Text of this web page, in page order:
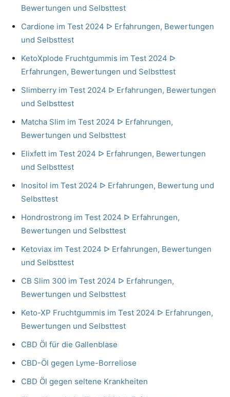
Bewertungen und Selbsttest
Cardione im Test 2024 ᐅ Erfahrungen, Bewertungen
und Selbsttest
KetoXplode Fruchtgummis im Test 2024 ᐅ
Erfahrungen, Bewertungen und Selbsttest
Slimberry im Test 2024 ᐅ Erfahrungen, Bewertungen
und Selbsttest
Matcha Slim im Test 2024 ᐅ Erfahrungen,
Bewertungen und Selbsttest
Elixfett im Test 2024 ᐅ Erfahrungen, Bewertungen
und Selbsttest
Inositol im Test 2024 ᐅ Erfahrungen, Bewertung und
Selbsttest
Hondrostrong im Test 2024 ᐅ Erfahrungen,
Bewertungen und Selbsttest
Ketoviax im Test 2024 ᐅ Erfahrungen, Bewertungen
und Selbsttest
CB Slim 300 im Test 2024 ᐅ Erfahrungen,
Bewertungen und Selbsttest
Keto-XP Fruchtgummis im Test 2024 ᐅ Erfahrungen,
Bewertungen und Selbsttest
CBD Öl für die Gallenblase
CBD-Öl gegen Lyme-Borreliose
CBD Öl gegen seltene Krankheiten